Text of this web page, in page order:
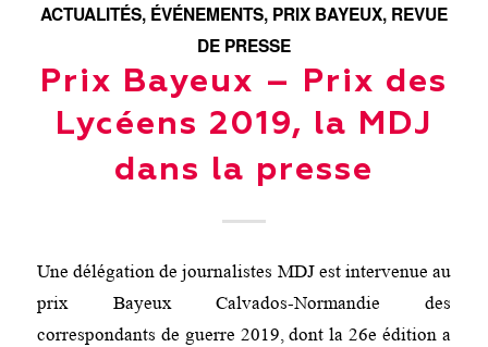
ACTUALITÉS, ÉVÉNEMENTS, PRIX BAYEUX, REVUE
DE PRESSE
Prix Bayeux – Prix des
Lycéens 2019, la MDJ
dans la presse
Une délégation de journalistes MDJ est intervenue au
prix Bayeux Calvados-Normandie des
correspondants de guerre 2019, dont la 26e édition a